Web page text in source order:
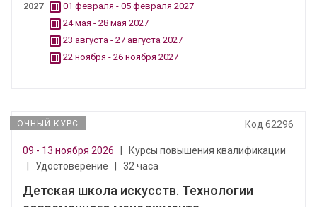
2027
01 февраля - 05 февраля 2027
24 мая - 28 мая 2027
23 августа - 27 августа 2027
22 ноября - 26 ноября 2027
ОЧНЫЙ КУРС Код 62296
09 - 13 ноября 2026
Курсы повышения квалификации
Удостоверение 32 часа
Детская школа искусств. Технологии